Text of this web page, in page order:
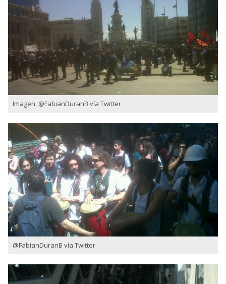
Imagen: @FabianDuranB vía Twitter
@FabianDuranB vía Twitter